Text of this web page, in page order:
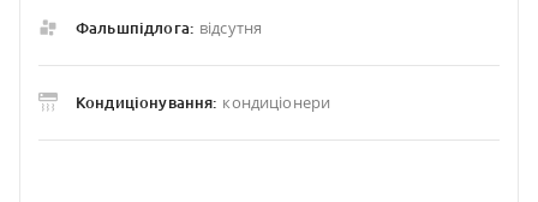
Фальшпідлога: відсутня
Кондиціонування: кондиціонери